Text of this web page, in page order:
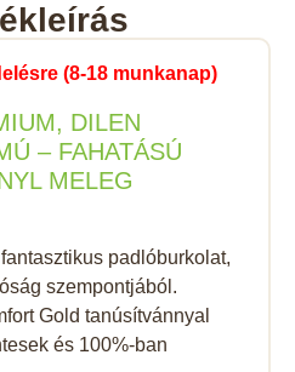
(8-18 munkanap)
DILEN
– FAHATÁSÚ
MELEG
padlóburkolat,
szempontjából.
Gold tanúsítvánnyal
és 100%-ban